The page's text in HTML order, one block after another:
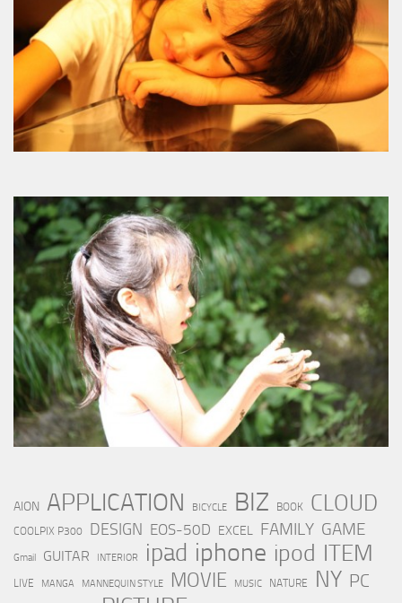
AION APPLICATION BICYCLE BIZ BOOK CLOUD
COOLPIX P300 DESIGN EOS-50D EXCEL FAMILY GAME
Gmail GUITAR INTERIOR ipad iphone ipod ITEM
LIVE MANGA MANNEQUIN STYLE MOVIE MUSIC NATURE NY PC